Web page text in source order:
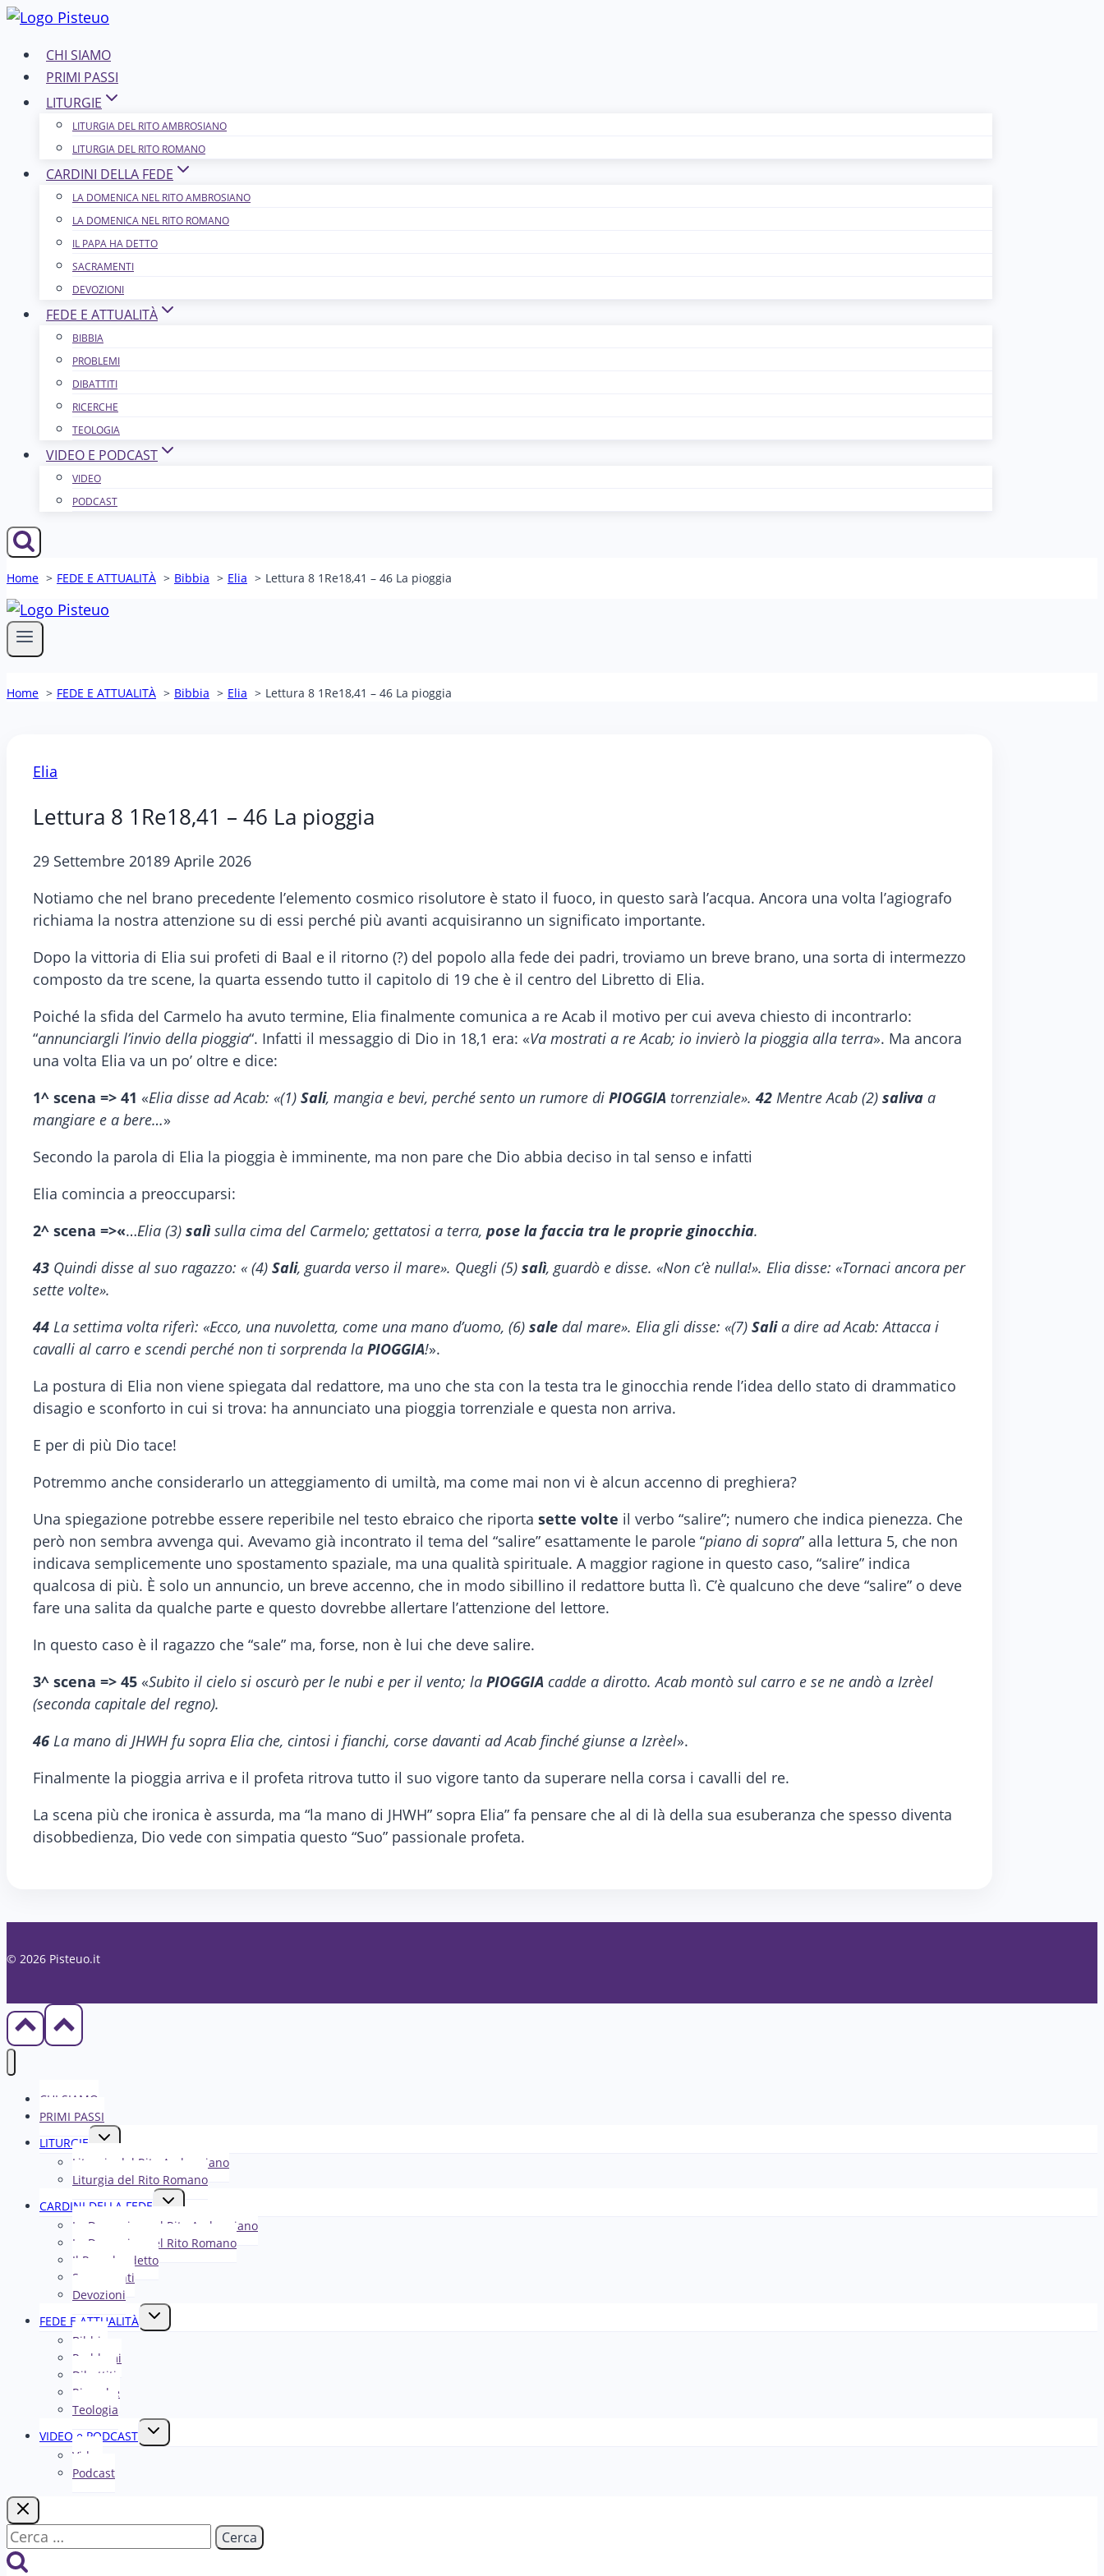
Salta
contenutoCHI SIAMO
PRIMI PASSI
LITURGIE
LITURGIA DEL RITO AMBROSIANO
LITURGIA DEL RITO ROMANO
CARDINI DELLA FEDE
LA DOMENICA NEL R​​​​​​ITO AMBROSIANO
LA DOMENICA NEL RITO ROMANO
IL PAPA HA DETTO
SACRAMENTI
DEVOZIONI
FEDE E ATTUALITÀ
BIBBIA
PROBLEMI
DIBATTITI
RICERCHE
TEOLOGIA
VIDEO E PODCAST
VIDEO
PODCAST
Home FEDE E ATTUALITÀ Bibbia Elia Lettura 8 1Re18,41 – 46 La pioggia
Home FEDE E ATTUALITÀ Bibbia Elia Lettura 8 1Re18,41 – 46 La pioggia
Elia
Lettura 8 1Re18,41 – 46 La pioggia
29 Settembre 20189 Aprile 2026
Notiamo che nel brano precedente l’elemento cosmico risolutore è stato il fuoco, in questo sarà l’acqua. Ancora una volta l’agiografo
richiama la nostra attenzione su di essi perché più avanti acquisiranno un significato importante.
Dopo la vittoria di Elia sui profeti di Baal e il ritorno (?) del popolo alla fede dei padri, troviamo un breve brano, una sorta di intermezzo
composto da tre scene, la quarta essendo tutto il capitolo di 19 che è il centro del Libretto di Elia.
Poiché la sfida del Carmelo ha avuto termine, Elia finalmente comunica a re Acab il motivo per cui aveva chiesto di incontrarlo:
“annunciargli l’invio della pioggia“. Infatti il messaggio di Dio in 18,1 era: «Va mostrati a re Acab; io invierò la pioggia alla terra». Ma ancora
una volta Elia va un po’ oltre e dice:
1^ scena => 41 «Elia disse ad Acab: «(1) Sali, mangia e bevi, perché sento un rumore di PIOGGIA torrenziale». 42 Mentre Acab (2) saliva a
mangiare e a bere…»
Secondo la parola di Elia la pioggia è imminente, ma non pare che Dio abbia deciso in tal senso e infatti
Elia comincia a preoccuparsi:
2^ scena =>«…Elia (3) salì sulla cima del Carmelo; gettatosi a terra, pose la faccia tra le proprie ginocchia.
43 Quindi disse al suo ragazzo: « (4) Sali, guarda verso il mare». Quegli (5) salì, guardò e disse. «Non c’è nulla!». Elia disse: «Tornaci ancora per
sette volte».
44 La settima volta riferì: «Ecco, una nuvoletta, come una mano d’uomo, (6) sale dal mare». Elia gli disse: «(7) Salia dire ad Acab: Attacca i
cavalli al carro e scendi perché non ti sorprenda la PIOGGIA!».
La postura di Elia non viene spiegata dal redattore, ma uno che sta con la testa tra le ginocchia rende l’idea dello stato di drammatico
disagio e sconforto in cui si trova: ha annunciato una pioggia torrenziale e questa non arriva.
E per di più Dio tace!
Potremmo anche considerarlo un atteggiamento di umiltà, ma come mai non vi è alcun accenno di preghiera?
Una spiegazione potrebbe essere reperibile nel testo ebraico che riporta sette volte il verbo “salire”; numero che indica pienezza. Che
però non sembra avvenga qui. Avevamo già incontrato il tema del “salire” esattamente le parole “piano di sopra” alla lettura 5, che non
indicava semplicemente uno spostamento spaziale, ma una qualità spirituale. A maggior ragione in questo caso, “salire” indica
qualcosa di più. È solo un annuncio, un breve accenno, che in modo sibillino il redattore butta lì. C’è qualcuno che deve “salire” o deve
fare una salita da qualche parte e questo dovrebbe allertare l’attenzione del lettore.
In questo caso è il ragazzo che “sale” ma, forse, non è lui che deve salire.
3^ scena => 45 «Subito il cielo si oscurò per le nubi e per il vento; la PIOGGIA cadde a dirotto. Acab montò sul carro e se ne andò a Izrèel
(seconda capitale del regno).
46 La mano di JHWH fu sopra Elia che, cintosi i fianchi, corse davanti ad Acab finché giunse a Izrèel».
Finalmente la pioggia arriva e il profeta ritrova tutto il suo vigore tanto da superare nella corsa i cavalli del re.
La scena più che ironica è assurda, ma “la mano di JHWH” sopra Elia” fa pensare che al di là della sua esuberanza che spesso diventa
disobbedienza, Dio vede con simpatia questo “Suo” passionale profeta.
© 2026 Pisteuo.it
CHI SIAMO
PRIMI PASSI
LITURGIE
Alterna
figlio
Liturgia del Rito Ambrosiano
Liturgia del Rito Romano
CARDINI DELLA FEDE
Alterna
figlio
La Domenica nel R​​​​​​ito Ambrosiano
La Domenica nel Rito Romano
Il Papa ha detto
Sacramenti
Devozioni
FEDE E ATTUALITÀ
Alterna
menu
Bibbia
Problemi
Dibattiti
Ricerche
Teologia
VIDEO e PODCAST
Alterna
menu
Video
Podcast
Ricerca
per: